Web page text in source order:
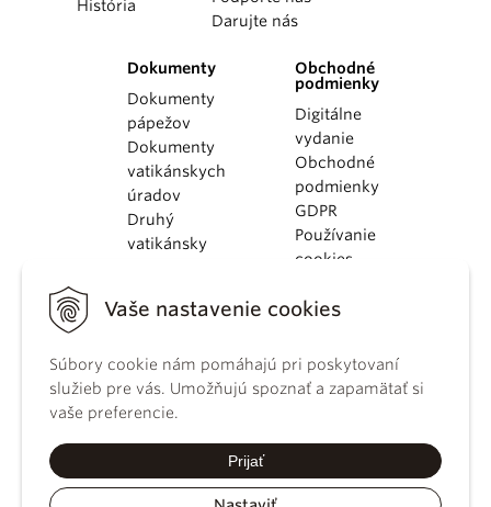
Vaše nastavenie cookies
Súbory cookie nám pomáhajú pri poskytovaní
služieb pre vás. Umožňujú spoznať a zapamätať si
vaše preferencie.
Prijať
História
Darujte nás
Dokumenty
Dokumenty
pápežov
Dokumenty
vatikánskych
úradov
Druhý
vatikánsky
KBS
kánonického
práva
Katechizmus
Obchodné
podmienky
Digitálne
vydanie
Obchodné
podmienky
GDPR
Používanie
cookies